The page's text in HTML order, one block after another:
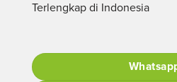
Terlengkap di Indonesia